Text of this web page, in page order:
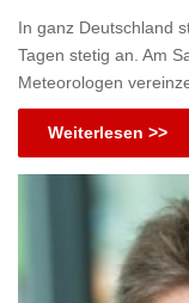
In ganz Deutschland
Tagen stetig an. Am
Meteorologen
Weiterlesen >>